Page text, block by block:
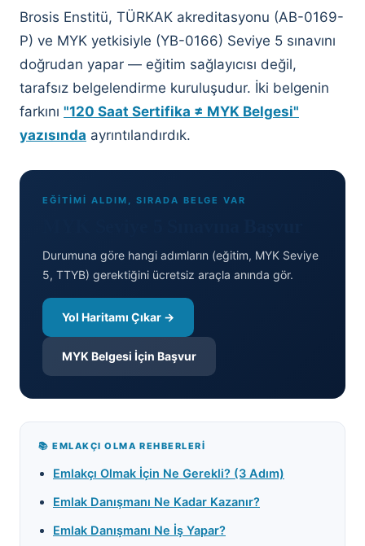
Brosis Enstitü, TÜRKAK akreditasyonu (AB-0169-
P) ve MYK yetkisiyle (YB-0166) Seviye 5 sınavını
doğrudan yapar — eğitim sağlayıcısı değil,
tarafsız belgelendirme kuruluşudur. İki belgenin
farkını "120 Saat Sertifika ≠ MYK Belgesi"
yazısında ayrıntılandırdık.
EĞİTİMİ ALDIM, SIRADA BELGE VAR
Durumuna göre hangi adımların (eğitim, MYK Seviye
5, TTYB) gerektiğini ücretsiz araçla anında gör.
Yol Haritamı Çıkar →
MYK Belgesi İçin Başvur
📚 EMLAKÇI OLMA REHBERLERI
Emlakçı Olmak İçin Ne Gerekli? (3 Adım)
Emlak Danışmanı Ne Kadar Kazanır?
Emlak Danışmanı Ne İş Yapar?